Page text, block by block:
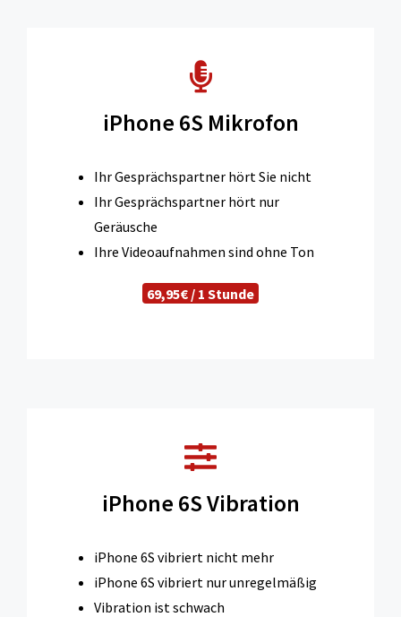
iPhone 6S Mikrofon
Ihr Gesprächspartner hört Sie nicht
Ihr Gesprächspartner hört nur
Geräusche
Ihre Videoaufnahmen sind ohne Ton
69,95€ / 1 Stunde
iPhone 6S Vibration
iPhone 6S vibriert nicht mehr
iPhone 6S vibriert nur unregelmäßig
Vibration ist schwach